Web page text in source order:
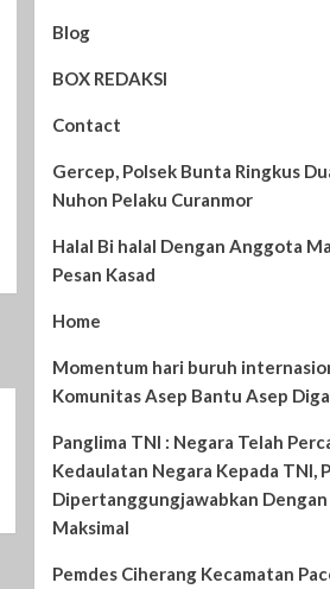
Blog
BOX REDAKSI
Contact
Gercep, Polsek Bunta Ringkus
Nuhon Pelaku Curanmor
Halal Bi halal Dengan Anggota
Pesan Kasad
Home
Momentum hari buruh
Komunitas Asep Bantu Asep
Panglima TNI : Negara Telah
Kedaulatan Negara Kepada TNI,
Dipertanggungjawabkan Dengan
Maksimal
Pemdes Ciherang Kecamatan